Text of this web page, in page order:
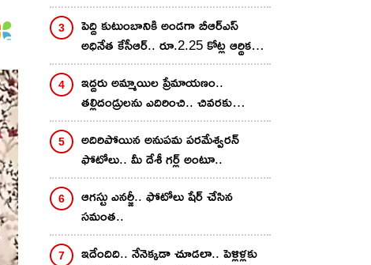
ఆమోదం..
పెద్ది కుటుంబానికి అండగా బీఆర్ఎస్
అధినేత కేసీఆర్.. రూ.2.25 కోట్ల ఆర్థిక
సాయం అందించేందుకు నిర్ణయం
ఇద్దరు అమ్మాయిల ప్రేమాయణం..
తల్లిదండ్రులను ఎదిరించి.. చివరకు
విషాదాంతం
అదిరిపోయిన అనుప‌మ ప‌ర‌మేశ్వ‌ర‌న్
ఫోటోలు.. మీ దేశీ గ‌ర్ల్ అంటూ..
ఆగ‌స్టు ఎన‌ర్జీ.. ఫోటోలు షేర్ చేసిన
స‌మంత‌..
ఇదేందిది.. నేనెక్కడా చూడలా.. పెళ్లిళ్లకు